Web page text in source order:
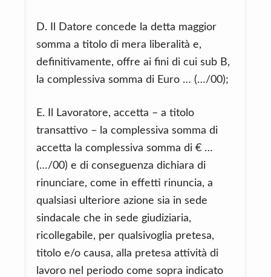
D. Il Datore concede la detta maggior
somma a titolo di mera liberalità e,
definitivamente, offre ai fini di cui sub B,
la complessiva somma di Euro … (…/00);
E. Il Lavoratore, accetta – a titolo
transattivo – la complessiva somma di
accetta la complessiva somma di € …
(…/00) e di conseguenza dichiara di
rinunciare, come in effetti rinuncia, a
qualsiasi ulteriore azione sia in sede
sindacale che in sede giudiziaria,
ricollegabile, per qualsivoglia pretesa,
titolo e/o causa, alla pretesa attività di
lavoro nel periodo come sopra indicato